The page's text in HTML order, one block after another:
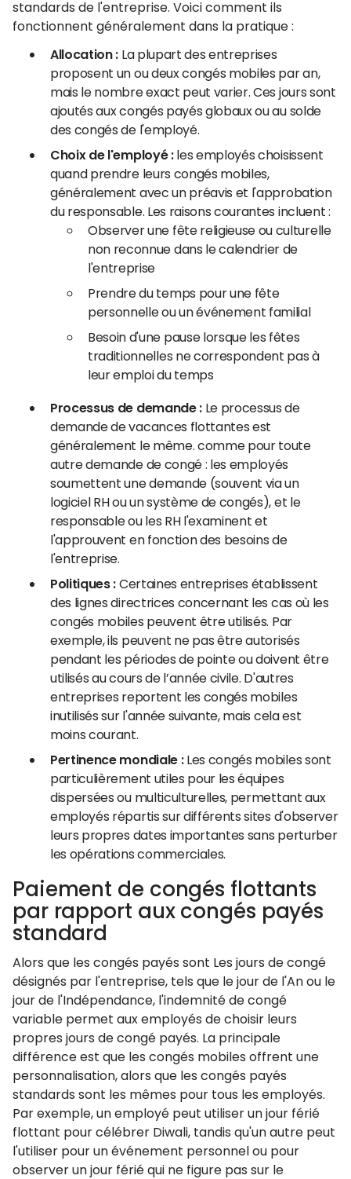
standards de l'entreprise. Voici comment ils
fonctionnent généralement dans la pratique :
Allocation : La plupart des entreprises
proposent un ou deux congés mobiles par an,
mais le nombre exact peut varier. Ces jours sont
ajoutés aux congés payés globaux ou au solde
des congés de l'employé.
Choix de l'employé :les employés choisissent
quand prendre leurs congés mobiles,
généralement avec un préavis et l'approbation
du responsable. Les raisons courantes incluent :
Observer une fête religieuse ou culturelle
non reconnue dans le calendrier de
l'entreprise
Prendre du temps pour une fête
personnelle ou un événement familial
Besoin d'une pause lorsque les fêtes
traditionnelles ne correspondent pas à
leur emploi du temps
Processus de demande : Le processus de
demande de vacances flottantes est
généralement le même. comme pour toute
autre demande de congé : les employés
soumettent une demande (souvent via un
logiciel RH ou un système de congés), et le
responsable ou les RH l'examinent et
l'approuvent en fonction des besoins de
l'entreprise.
Politiques :Certaines entreprises établissent
des lignes directrices concernant les cas où les
congés mobiles peuvent être utilisés. Par
exemple, ils peuvent ne pas être autorisés
pendant les périodes de pointe ou doivent être
utilisés au cours de l’année civile. D'autres
entreprises reportent les congés mobiles
inutilisés sur l'année suivante, mais cela est
moins courant.
Pertinence mondiale :Les congés mobiles sont
particulièrement utiles pour les équipes
dispersées ou multiculturelles, permettant aux
employés répartis sur différents sites d'observer
leurs propres dates importantes sans perturber
les opérations commerciales.
Paiement de congés flottants
par rapport aux congés payés
standard
Alors que les congés payés sont Les jours de congé
désignés par l'entreprise, tels que le jour de l'An ou le
jour de l'Indépendance, l'indemnité de congé
variable permet aux employés de choisir leurs
propres jours de congé payés. La principale
différence est que les congés mobiles offrent une
personnalisation, alors que les congés payés
standards sont les mêmes pour tous les employés.
Par exemple, un employé peut utiliser un jour férié
flottant pour célébrer Diwali, tandis qu'un autre peut
l'utiliser pour un événement personnel ou pour
observer un jour férié qui ne figure pas sur le